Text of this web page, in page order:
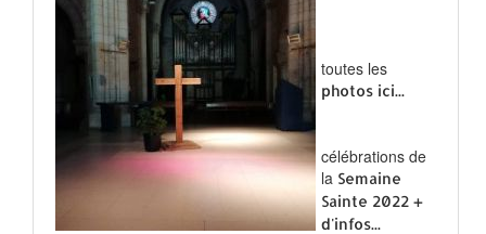
toutes les
photos ici...
célébrations de
la Semaine
Sainte 2022 +
d'infos...